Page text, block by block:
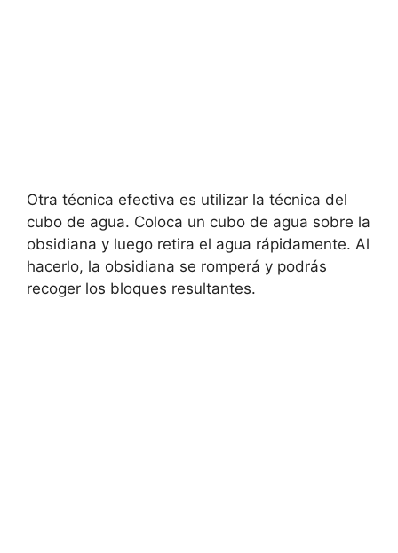
Otra técnica efectiva es utilizar la técnica del
cubo de agua. Coloca un cubo de agua sobre la
obsidiana y luego retira el agua rápidamente. Al
hacerlo, la obsidiana se romperá y podrás
recoger los bloques resultantes.